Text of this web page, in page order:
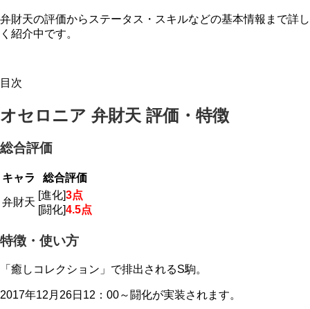
弁財天の評価からステータス・スキルなどの基本情報まで詳し
く紹介中です。
目次
オセロニア 弁財天 評価・特徴
総合評価
キャラ 総合評価
弁財天
[進化]3点
[闘化]4.5点
特徴・使い方
「癒しコレクション」で排出されるS駒。
2017年12月26日12：00～闘化が実装されます。